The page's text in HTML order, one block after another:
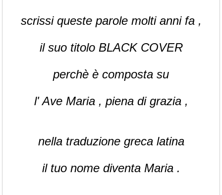
scrissi queste parole molti anni fa ,
il suo titolo BLACK COVER
perchè è composta su
l' Ave Maria , piena di grazia ,
nella traduzione greca latina
il tuo nome diventa Maria .